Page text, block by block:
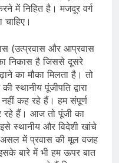
में निहित है। मजदूर वर्ग
चाहिए।
(उत्‍प्रवास और आप्रवास
निकास है जिससे दूसरे
का मौका मिलता है। तो
स्‍थानीय पूंजीपति द्वारा
कह रहे हैं। हम संपूर्ण
रहे हैं। आज तो पूंजी का
स्‍थानीय और विदेशी खांचे
में प्रवास की मूल वजह
बारे में भी हम ऊपर बात